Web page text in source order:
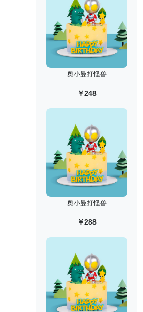
奥小曼打怪兽
￥248
奥小曼打怪兽
￥288